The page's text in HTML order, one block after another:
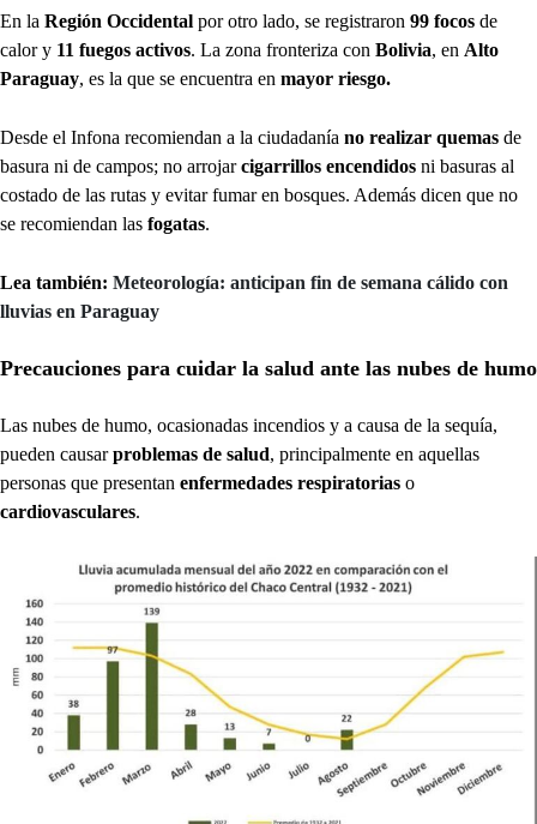
En la Región Occidental por otro lado, se registraron 99 focos de
calor y 11 fuegos activos. La zona fronteriza con Bolivia, en Alto
Paraguay, es la que se encuentra en mayor riesgo.
Desde el Infona recomiendan a la ciudadanía no realizar quemas de
basura ni de campos; no arrojarcigarrillos encendidos ni basuras al
costado de las rutas y evitar fumar en bosques. Además dicen que no
se recomiendan las fogatas.
Lea también: Meteorología: anticipan fin de semana cálido con
lluvias en Paraguay
Precauciones para cuidar la salud ante las nubes de humo
Las nubes de humo, ocasionadas incendios y a causa de la sequía,
pueden causarproblemas de salud, principalmente en aquellas
personas que presentan enfermedades respiratorias o
cardiovasculares.